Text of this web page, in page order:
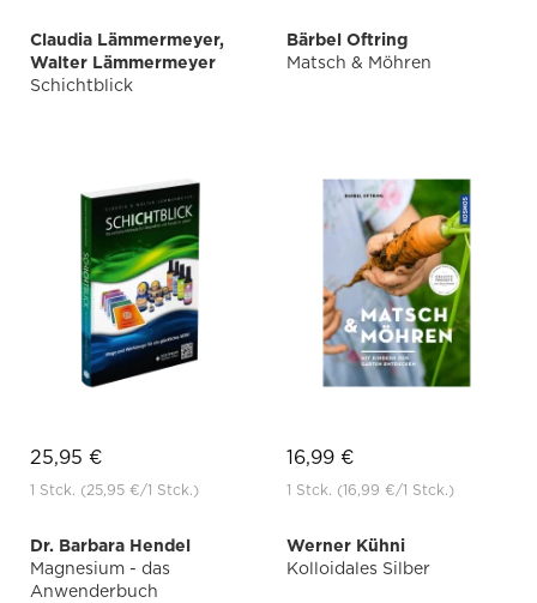
Claudia Lämmermeyer,
Walter Lämmermeyer
Schichtblick
25,95 €
1 Stck. (25,95 €/1 Stck.)
Bärbel Oftring
Matsch & Möhren
16,99 €
1 Stck. (16,99 €/1 Stck.)
Dr. Barbara Hendel
Magnesium - das
Anwenderbuch
Werner Kühni
Kolloidales Silber